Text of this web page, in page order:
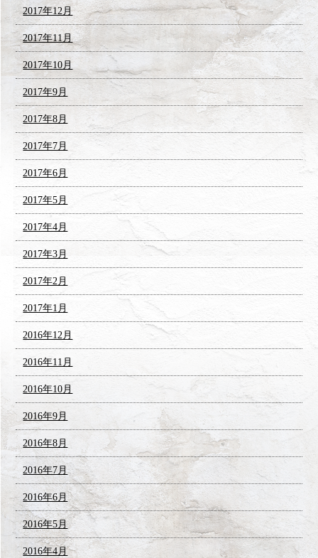
2017年12月
2017年11月
2017年10月
2017年9月
2017年8月
2017年7月
2017年6月
2017年5月
2017年4月
2017年3月
2017年2月
2017年1月
2016年12月
2016年11月
2016年10月
2016年9月
2016年8月
2016年7月
2016年6月
2016年5月
2016年4月